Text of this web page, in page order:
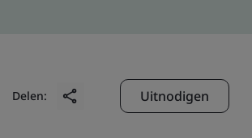
Delen: Uitnodigen